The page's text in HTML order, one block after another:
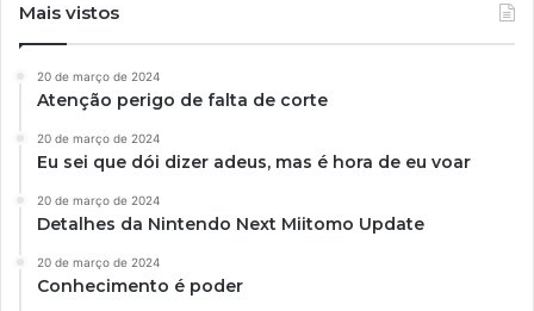
Mais vistos
20 de março de 2024
Atenção perigo de falta de corte
20 de março de 2024
Eu sei que dói dizer adeus, mas é hora de eu voar
20 de março de 2024
Detalhes da Nintendo Next Miitomo Update
20 de março de 2024
Conhecimento é poder